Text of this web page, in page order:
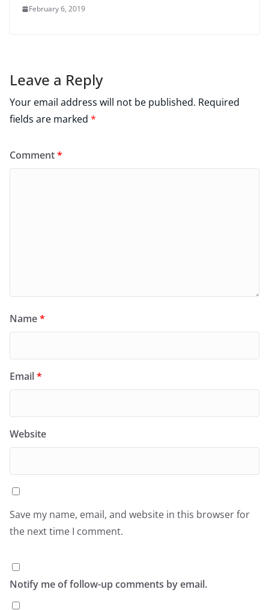
February 6, 2019
Leave a Reply
Your email address will not be published. Required
fields are marked *
Comment*
Name*
Email*
Website
Save my name, email, and website in this browser for
the next time I comment.
Notify me of follow-up comments by email.